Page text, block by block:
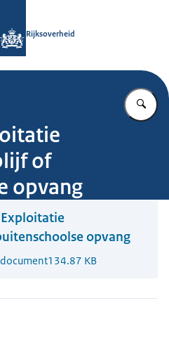
Rijksoverheid
of
opvang
opvang
134.87 KB